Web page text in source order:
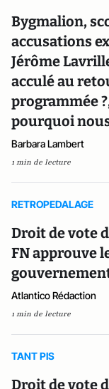
Bygmalion,
accusations
Jérôme
acculé au
programmée
pourquoi
Barbara Lambert
1 min de lecture
RETROPEDALAGE
Droit de vote
FN approuve
Atlantico Rédaction
1 min de lecture
TANT PIS
Droit de vote